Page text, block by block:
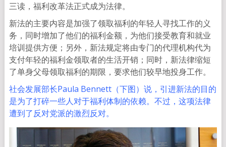
三读，福利改革法正式成为法律。
新法的主要内容是加强了领取福利的年轻人寻找工作的义
务，同时增加了他们的福利金额，为他们接受教育和就业
培训提供方便；另外，新法规定将由专门的代理机构代为
支付年轻的福利金领取者的生活开销；同时，新法律缩短
了单身父母领取福利的期限，要求他们较早地投身工作。
社会发展部长Paula Bennett（下图）说，引进新法的目的
是为了打碎一些人对于福利体制的依赖。不过，这项法律
遭到了反对党派的激烈反对。